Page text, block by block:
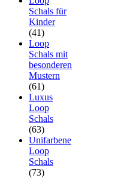
Schals für
Kinder
(41)
Loop
Schals mit
besonderen
Mustern
(61)
Luxus
Loop
Schals
(63)
Unifarbene
Loop
Schals
(73)